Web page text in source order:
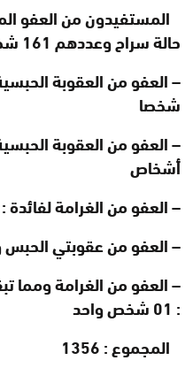
المستفيدون من العفو
حالة سراح وعددهم 161 شخصا موزعين كالتالي
–
شخصا
–
أشخاص
–العفو من الغرامة لفائدة : 78 شخصا
–العفو من عقوبتي الحبس
–العفو من الغرامة ومما
: 01 شخص واحد
المجموع : 1356